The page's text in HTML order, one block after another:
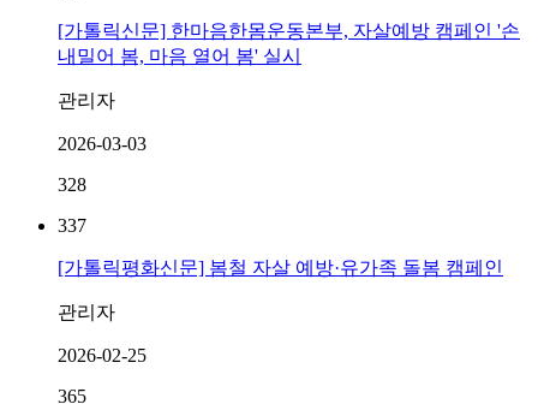
[가톨릭신문] 한마음한몸운동본부, 자살예방 캠페인 '손
내밀어 봄, 마음 열어 봄' 실시
관리자
2026-03-03
328
337
[가톨릭평화신문] 봄철 자살 예방·유가족 돌봄 캠페인
관리자
2026-02-25
365